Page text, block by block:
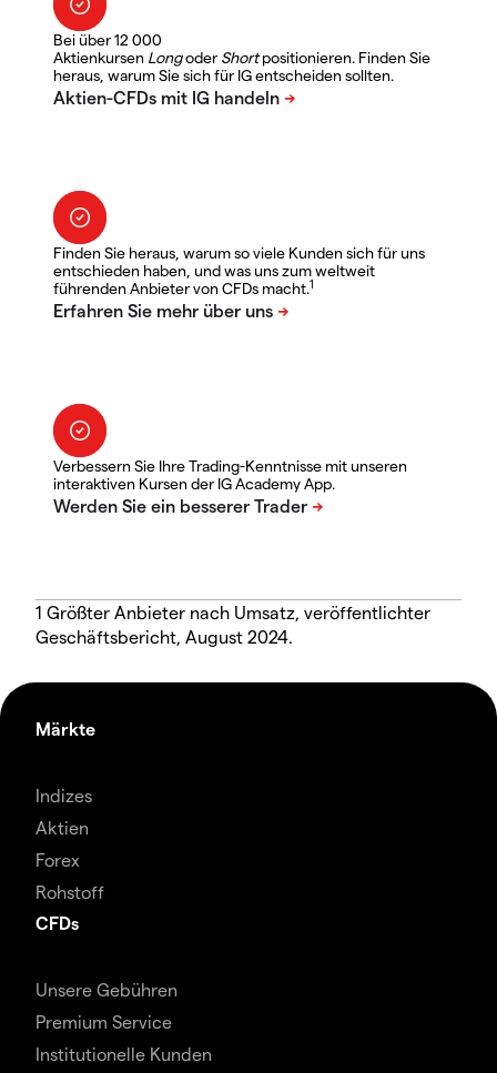
Bei über 12 000
Aktienkursen LongoderShortpositionieren. Finden Sie
heraus, warum Sie sich für IG entscheiden sollten.
Finden Sie heraus, warum so viele Kunden sich für uns
entschieden haben, und was uns zum weltweit
führenden Anbieter von CFDs macht.1
Verbessern Sie Ihre Trading-Kenntnisse mit unseren
interaktiven Kursen der IG Academy App.
1 Größter Anbieter nach Umsatz, veröffentlichter
Geschäftsbericht, August 2024.
Märkte
Indizes
Aktien
Forex
Rohstoff
CFDs
Unsere Gebühren
Premium Service
Institutionelle Kunden